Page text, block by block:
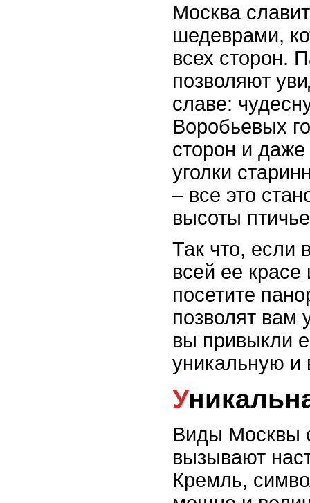
Москва
шедеврами,
всех сторон.
позволяют
славе:
Воробьевых
сторон и
уголки
– все это
высоты
Так что, если
всей ее
посетите
позволят вам
вы привыкли
уникальную
Виды Москвы
вызывают
Кремль,